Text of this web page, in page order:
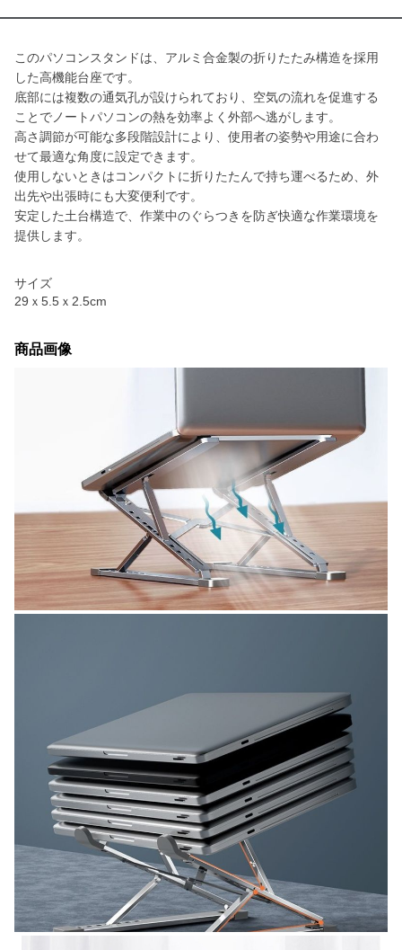
このパソコンスタンドは、アルミ合金製の折りたたみ構造を採用
した高機能台座です。
底部には複数の通気孔が設けられており、空気の流れを促進する
ことでノートパソコンの熱を効率よく外部へ逃がします。
高さ調節が可能な多段階設計により、使用者の姿勢や用途に合わ
せて最適な角度に設定できます。
使用しないときはコンパクトに折りたたんで持ち運べるため、外
出先や出張時にも大変便利です。
安定した土台構造で、作業中のぐらつきを防ぎ快適な作業環境を
提供します。
サイズ
29ｘ5.5ｘ2.5cm
商品画像